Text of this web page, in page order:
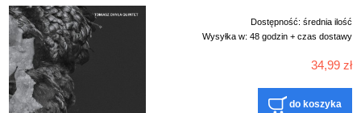
Dostępność: średnia ilość
Wysyłka w: 48 godzin + czas dostawy
34,99 zł
do koszyka